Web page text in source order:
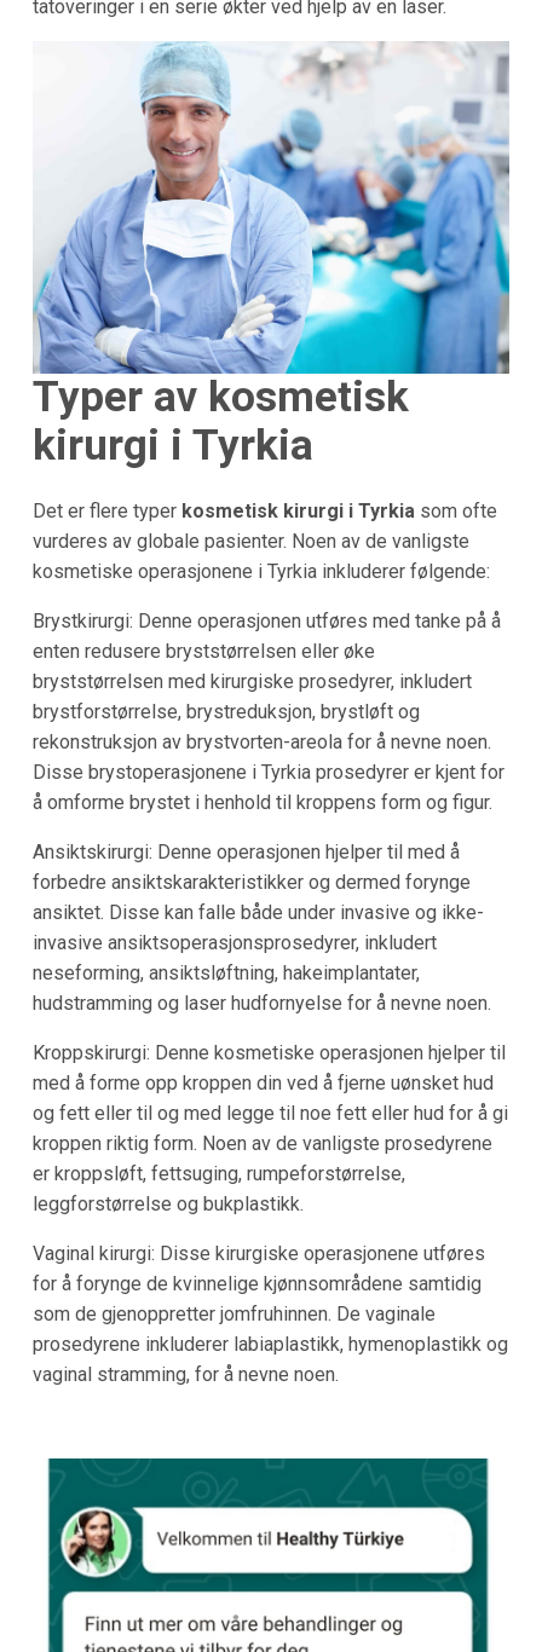
tatoveringer i en serie økter ved hjelp av en laser.
Typer av kosmetisk
kirurgi i Tyrkia
Det er flere typer kosmetisk kirurgi i Tyrkiasom ofte
vurderes av globale pasienter. Noen av de vanligste
kosmetiske operasjonene i Tyrkia inkluderer følgende:
Brystkirurgi: Denne operasjonen utføres med tanke på å
enten redusere bryststørrelsen eller øke
bryststørrelsen med kirurgiske prosedyrer, inkludert
brystforstørrelse, brystreduksjon, brystløft og
rekonstruksjon av brystvorten-areola for å nevne noen.
Disse brystoperasjonene i Tyrkia prosedyrer er kjent for
å omforme brystet i henhold til kroppens form og figur.
Ansiktskirurgi: Denne operasjonen hjelper til med å
forbedre ansiktskarakteristikker og dermed forynge
ansiktet. Disse kan falle både under invasive og ikke-
invasive ansiktsoperasjonsprosedyrer, inkludert
neseforming, ansiktsløftning, hakeimplantater,
hudstramming og laser hudfornyelse for å nevne noen.
Kroppskirurgi: Denne kosmetiske operasjonen hjelper til
med å forme opp kroppen din ved å fjerne uønsket hud
og fett eller til og med legge til noe fett eller hud for å gi
kroppen riktig form. Noen av de vanligste prosedyrene
er kroppsløft, fettsuging, rumpeforstørrelse,
leggforstørrelse og bukplastikk.
Vaginal kirurgi: Disse kirurgiske operasjonene utføres
for å forynge de kvinnelige kjønnsområdene samtidig
som de gjenoppretter jomfruhinnen. De vaginale
prosedyrene inkluderer labiaplastikk, hymenoplastikk og
vaginal stramming, for å nevne noen.